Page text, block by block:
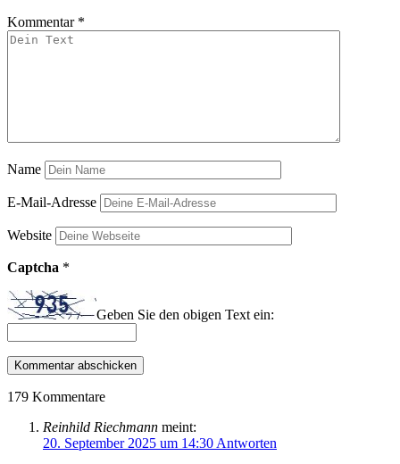
Kommentar *
Name
E-Mail-Adresse
Website
Captcha *
Geben Sie den obigen Text ein:
179 Kommentare
Reinhild Riechmann meint:
20. September 2025 um 14:30 Antworten